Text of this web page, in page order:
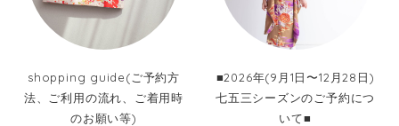
shopping guide(ご予約方
法、ご利用の流れ、ご着用時
のお願い等)
■2026年(9月1日〜12月28日)
七五三シーズンのご予約につ
いて■